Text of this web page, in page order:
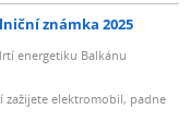
známka 2025
energetiku Balkánu
zažijete elektromobil, padne